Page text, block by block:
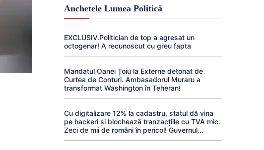
Anchetele Lumea Politică
EXCLUSIV.Politician de top a agresat un
octogenar! A recunoscut cu greu fapta
Mandatul Oanei Țoiu la Externe detonat de
Curtea de Conturi. Ambasadorul Muraru a
transformat Washington în Teheran!
Cu digitalizare 12% la cadastru, statul dă vina
pe hackeri și blochează tranzacțiile cu TVA mic.
Zeci de mii de români în pericol! Guvernul...